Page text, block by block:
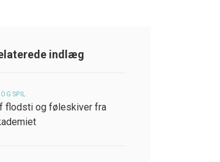
indlæg
SPIL
flodsti og føleskiver fra